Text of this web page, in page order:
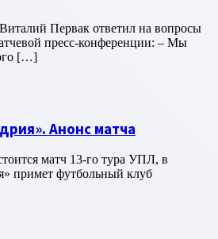
пресс-конференции: – Мы
[…]
Анонс матча
примет футбольный клуб